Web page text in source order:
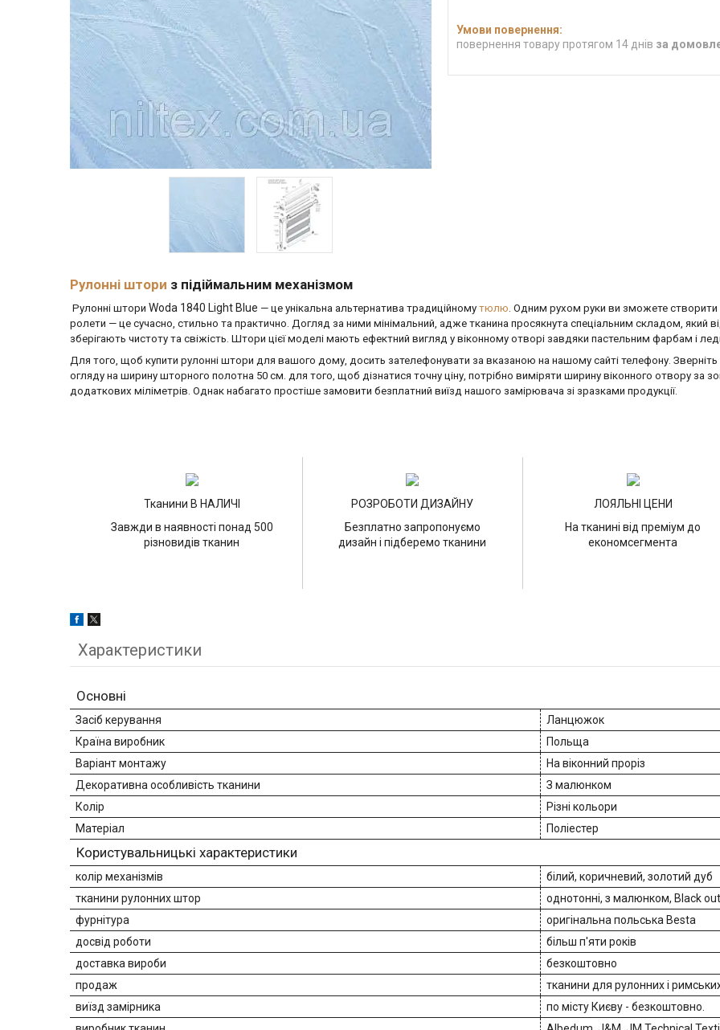
повернення товару протягом 14 днів за
Рулонні штори з підіймальним механізмом
Рулонні штори Woda 1840 Light Blue — це унікальна альтернатива традиційному тюлю. Одним рухом руки ви зможете створити
ролети — це сучасно, стильно та практично. Догляд за ними мінімальний, адже тканина просякнута спеціальним складом, який
зберігають чистоту та свіжість. Штори цієї моделі мають ефектний вигляд у віконному отворі завдяки пастельним фарбам і
Для того, щоб купити рулонні штори для вашого дому, досить зателефонувати за вказаною на нашому сайті телефону. Зверніть
огляду на ширину шторного полотна 50 см. для того, щоб дізнатися точну ціну, потрібно виміряти ширину віконного отвору за
додаткових міліметрів. Однак набагато простіше замовити безплатний виїзд нашого замірювача зі зразками продукції.
Тканини В НАЛИЧІ
Завжди в наявності понад 500
різновидів тканин
РОЗРОБОТИ ДИЗАЙНУ
Безплатно запропонуємо
дизайн і підберемо тканини
ЛОЯЛЬНІ ЦЕНИ
На тканині від преміум до
економсегмента
Характеристики
Основні
Засіб керування
Ланцюжок
Країна виробник
Польща
Варіант монтажу
На віконний проріз
Декоративна особливість тканини
З малюнком
Колір
Різні кольори
Матеріал
Поліестер
Користувальницькі характеристики
колір механізмів
білий, коричневий, золотий дуб
тканини рулонних штор
однотонні, з малюнком, Black
фурнітура
оригінальна польська Besta
досвід роботи
більш п'яти років
доставка вироби
безкоштовно
продаж
тканини для рулонних і
виїзд замірника
по місту Києву - безкоштовно.